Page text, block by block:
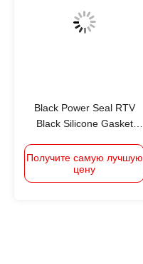
запах
Black Power Seal RTV
Black Silicone Gasket
высокая
производительность и
низкая стоимость
Получите самую лучшую
цену